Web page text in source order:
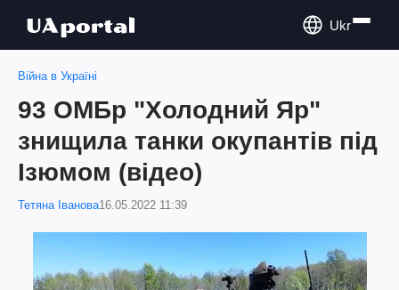
Ukr
Війна в Україні
93 ОМБр "Холодний Яр"
знищила танки окупантів під
Ізюмом (відео)
Тетяна Іванова16.05.2022 11:39